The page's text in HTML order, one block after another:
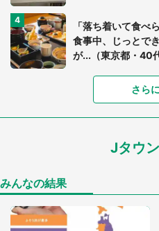
「落ち着いて食べ
食事中、じっとで
が...（東京都・40
「富豪すぎ」1歳
7万人驚がく 「お
ードル高い」
「閉所恐怖症の私
「ゾワゾワする」
さら
Jタウ
みんなの結果